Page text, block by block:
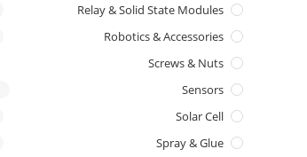
Relay & Solid State Modules
Robotics & Accessories
Screws & Nuts
Sensors
Solar Cell
Spray & Glue